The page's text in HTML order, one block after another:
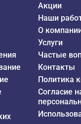
Акции
Наши
О
Услуги
Частые
Контакты
Политика
Согласие